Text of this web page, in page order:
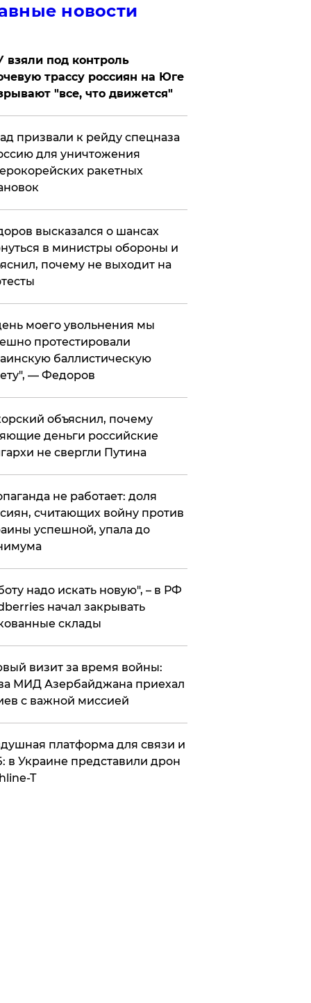
новости
взяли под контроль
трассу россиян на Юге
"все, что движется"
призвали к рейду спецназа
для уничтожения
ракетных
высказался о шансах
в министры обороны и
почему не выходит на
моего увольнения мы
протестировали
баллистическую
— Федоров
объяснил, почему
деньги российские
не свергли Путина
не работает: доля
считающих войну против
успешной, упала до
надо искать новую", – в РФ
начал закрывать
склады
визит за время войны:
МИД Азербайджана приехал
с важной миссией
платформа для связи и
в Украине представили дрон
T